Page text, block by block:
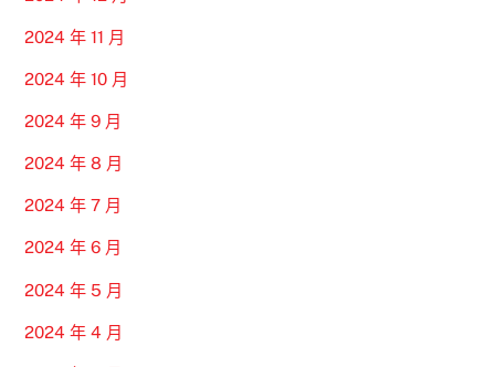
2024 年 11 月
2024 年 10 月
2024 年 9 月
2024 年 8 月
2024 年 7 月
2024 年 6 月
2024 年 5 月
2024 年 4 月